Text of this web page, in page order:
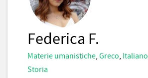
Federica F.
Materie umanistiche, Greco, Italiano
Storia